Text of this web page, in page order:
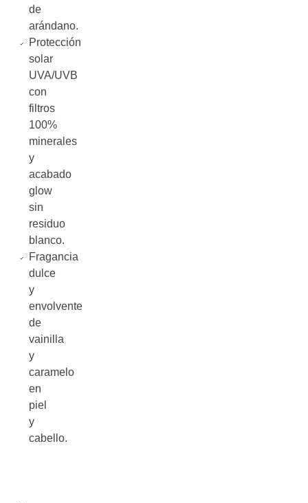
de
arándano.
Protección
solar
UVA/UVB
con
filtros
100%
minerales
y
acabado
glow
sin
residuo
blanco.
Fragancia
dulce
y
envolvente
de
vainilla
y
caramelo
en
piel
y
cabello.